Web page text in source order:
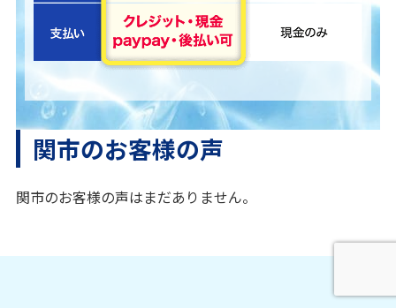
関市のお客様の声
関市のお客様の声はまだありません。